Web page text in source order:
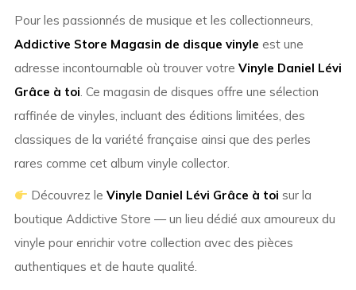
Pour les passionnés de musique et les collectionneurs,
Addictive Store Magasin de disque vinyle est une
adresse incontournable où trouver votre Vinyle Daniel Lévi
Grâce à toi. Ce magasin de disques offre une sélection
raffinée de vinyles, incluant des éditions limitées, des
classiques de la variété française ainsi que des perles
rares comme cet album vinyle collector.
Découvrez leVinyle Daniel Lévi Grâce à toi sur la
boutique Addictive Store — un lieu dédié aux amoureux du
vinyle pour enrichir votre collection avec des pièces
authentiques et de haute qualité.